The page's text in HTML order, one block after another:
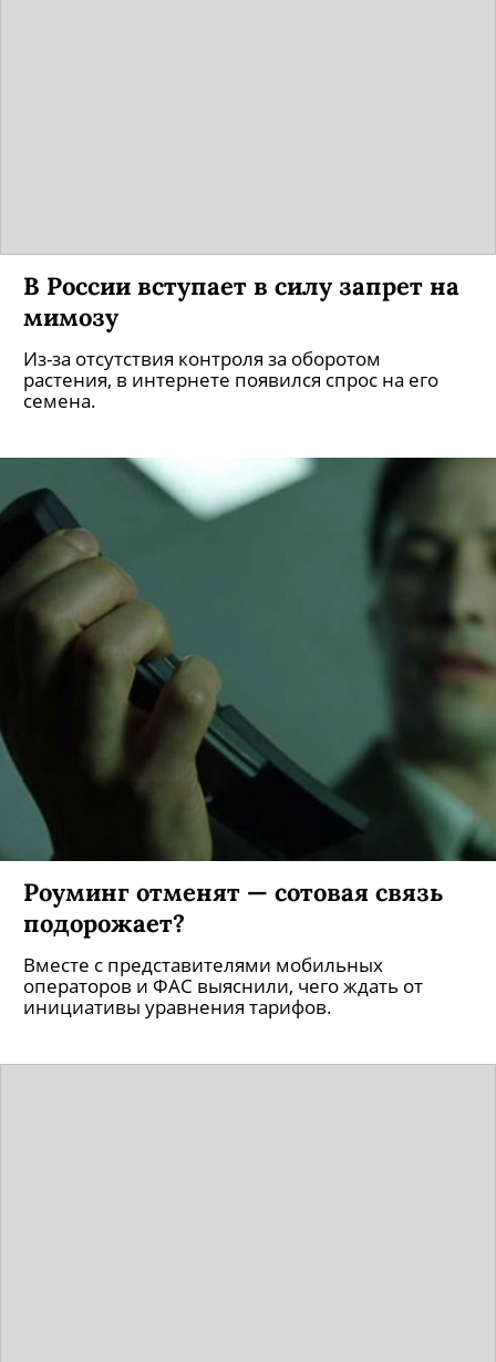
В России вступает в силу запрет на
мимозу
Из-за отсутствия контроля за оборотом
растения, в интернете появился спрос на его
семена.
Роуминг отменят — сотовая связь
подорожает?
Вместе с представителями мобильных
операторов и ФАС выяснили, чего ждать от
инициативы уравнения тарифов.